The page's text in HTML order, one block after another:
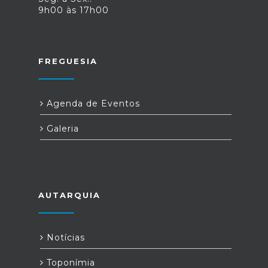
9h00 às 17h00
FREGUESIA
Agenda de Eventos
Galeria
AUTARQUIA
Notícias
Toponímia